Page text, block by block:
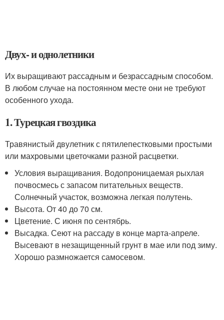
Двух- и однолетники
Их выращивают рассадным и безрассадным способом.
В любом случае на постоянном месте они не требуют
особенного ухода.
1. Турецкая гвоздика
Травянистый двулетник с пятилепестковыми простыми
или махровыми цветочками разной расцветки.
Условия выращивания. Водопроницаемая рыхлая
почвосмесь с запасом питательных веществ.
Солнечный участок, возможна легкая полутень.
Высота. От 40 до 70 см.
Цветение. С июня по сентябрь.
Высадка. Сеют на рассаду в конце марта-апреле.
Высевают в незащищенный грунт в мае или под зиму.
Хорошо размножается самосевом.